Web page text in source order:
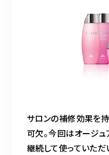
サロンの補修効果を
可欠。今回はオージュ
継続して使っていただ